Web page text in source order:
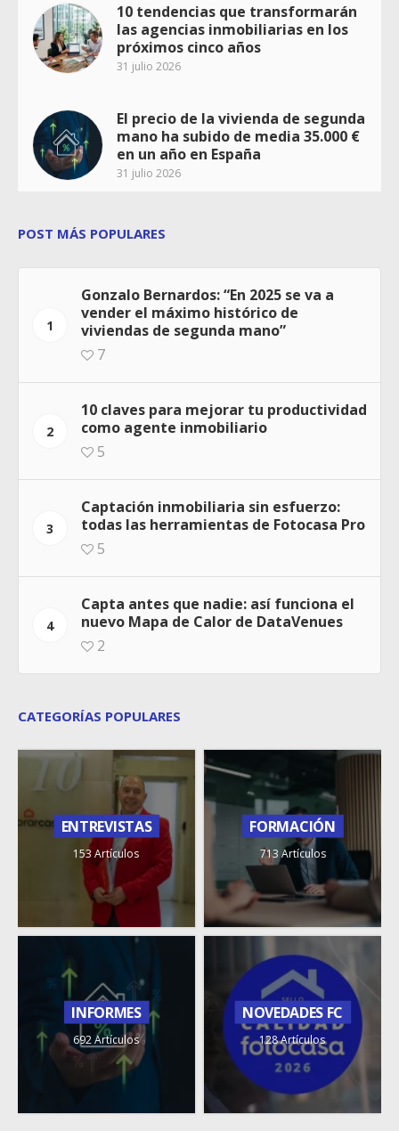
10 tendencias que transformarán
las agencias inmobiliarias en los
próximos cinco años
31 julio 2026
El precio de la vivienda de segunda
mano ha subido de media 35.000 €
en un año en España
31 julio 2026
POST MÁS POPULARES
1
Gonzalo Bernardos: “En 2025 se va a
vender el máximo histórico de
viviendas de segunda mano”
7
2
10 claves para mejorar tu productividad
como agente inmobiliario
5
3
Captación inmobiliaria sin esfuerzo:
todas las herramientas de Fotocasa Pro
5
4
Capta antes que nadie: así funciona el
nuevo Mapa de Calor de DataVenues
2
CATEGORÍAS POPULARES
ENTREVISTAS
153 Artículos
FORMACIÓN
713 Artículos
INFORMES
692 Artículos
NOVEDADES FC
128 Artículos